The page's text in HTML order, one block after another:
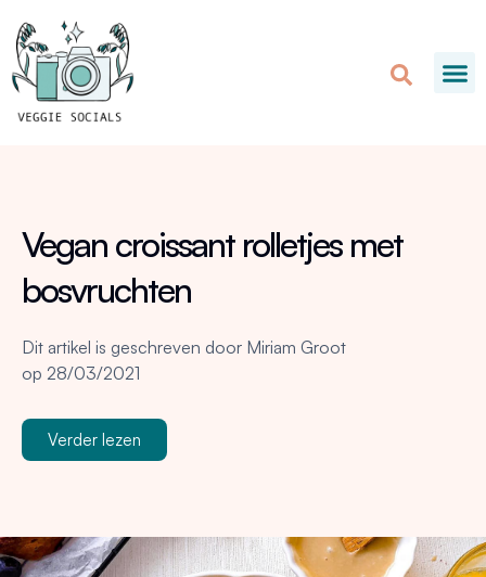
Vegan croissant rolletjes met
bosvruchten
Dit artikel is geschreven door Miriam Groot
op 28/03/2021
Verder lezen